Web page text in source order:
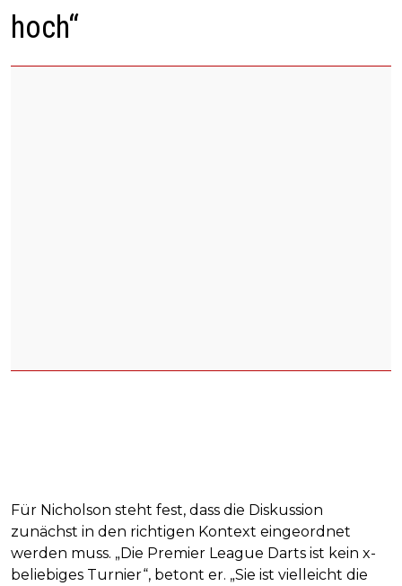
hoch“
Für Nicholson steht fest, dass die Diskussion
zunächst in den richtigen Kontext eingeordnet
werden muss. „Die Premier League Darts ist kein x-
beliebiges Turnier“, betont er. „Sie ist vielleicht die